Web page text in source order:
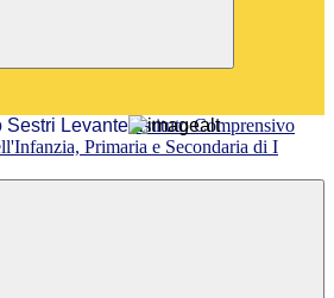
Istituto Comprensivo
Primaria e Secondaria di I